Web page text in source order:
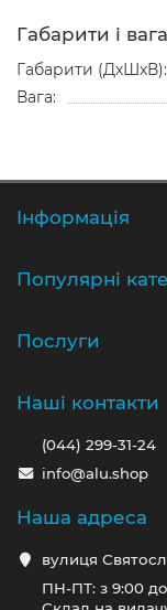
Габарити і вага
Габарити (ДхШхВ):
Вага:
Iнформація
Популярні
Послуги
Наші контакти
(044) 299-31-24
info@alu.shop
Наша адреса
вулиця
ПН-ПТ: з 9:00